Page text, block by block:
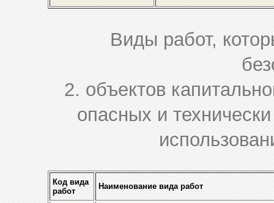
Виды работ,
2. объектов
опасных и
Код вида
работ
Наименование вида работ